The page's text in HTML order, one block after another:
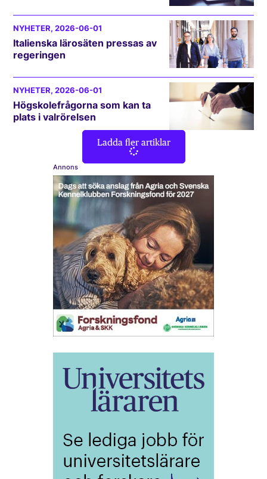
NYHETER, 2026-06-01
Italienska lärosäten pressas av
regeringen
NYHETER, 2026-06-01
Högskolefrågorna som kan ta
plats i valrörelsen
Ladda fler artiklar
Annons